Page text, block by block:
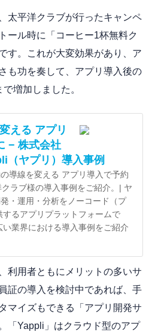
太平洋クラブが行ったキャンペ
ール時に「コーヒー1杯無料ク
す。これが大変効果があり、ア
も功を奏して、アプリ導入後の
増加しました。
える アプリ
− 株式会社
（ヤプリ）導入事例
導線を変える アプリ導入で予約
ラブ様の導入事例をご紹介。| ヤ
・運用・分析をノーコード（プ
るアプリプラットフォームで
業界における導入事例をご紹介
利用者ともにメリットの多いサ
証の導入を検討中であれば、手
マイズもできる「アプリ開発サ
「Yappli」はクラウド型のアプ